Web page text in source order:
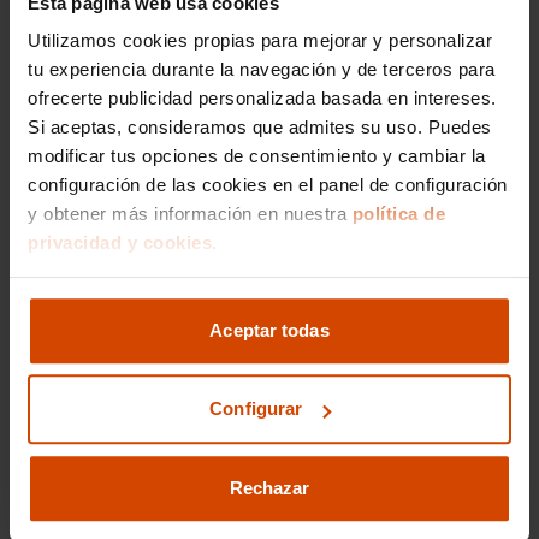
Utilizamos cookies propias para mejorar y personalizar
tu experiencia durante la navegación y de terceros para
ofrecerte publicidad personalizada basada en intereses.
Si aceptas, consideramos que admites su uso. Puedes
modificar tus opciones de consentimiento y cambiar la
configuración de las cookies en el panel de configuración
y obtener más información en nuestra política de
privacidad y cookies.
Aceptar todas
Configurar
Rechazar
Flexicar Castellón
Av. de Valencia, 122 12006 Castellón de la Plana
Castellón
Lunes a sábado:
09:30 a 20:30h
Domingo: Cerrado